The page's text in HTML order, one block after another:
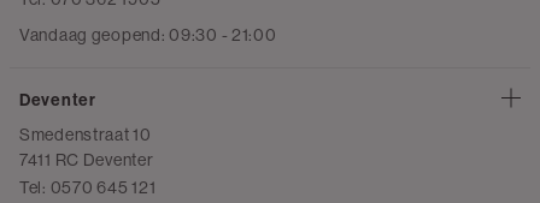
Vandaag geopend: 09:30 - 21:00
Deventer
Smedenstraat 10
7411 RC Deventer
Tel: 0570 645 121